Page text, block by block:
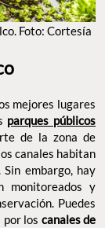
Foto: Cortesía
mejores lugares
parques públicos
de la zona de
canales habitan
embargo, hay
monitoreados y
Puedes
los canales de